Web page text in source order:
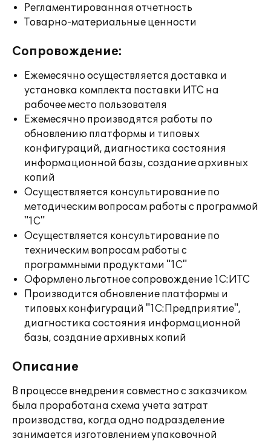
Регламентированная отчетность
Товарно-материальные ценности
Сопровождение:
Ежемесячно осуществляется доставка и
установка комплекта поставки ИТС на
рабочее место пользователя
Ежемесячно производятся работы по
обновлению платформы и типовых
конфигураций, диагностика состояния
информационной базы, создание архивных
копий
Осуществляется консультирование по
методическим вопросам работы с программой
"1С"
Осуществляется консультирование по
техническим вопросам работы с
программными продуктами "1С"
Оформлено льготное сопровождение 1С:ИТС
Производится обновление платформы и
типовых конфигураций "1С:Предприятие",
диагностика состояния информационной
базы, создание архивных копий
Описание
В процессе внедрения совместно с заказчиком
была проработана схема учета затрат
производства, когда одно подразделение
занимается изготовлением упаковочной